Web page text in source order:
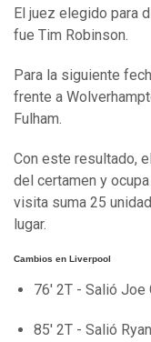
El juez elegido para
fue Tim Robinson.
Para la siguiente
frente a
Fulham.
Con este resultado,
del certamen y
visita suma 25
lugar.
Cambios en Liverpool
76' 2T - Salió Joe
85' 2T - Salió